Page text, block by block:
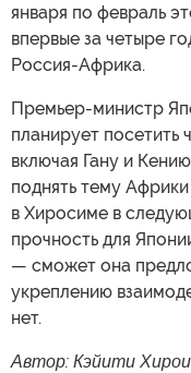
января по февраль
впервые за четыре
Россия-Африка.
Премьер-министр
планирует посетить
включая Гану и
поднять тему
в Хиросиме в
прочность для
— сможет она
укреплению
нет.
Автор: Кэйити